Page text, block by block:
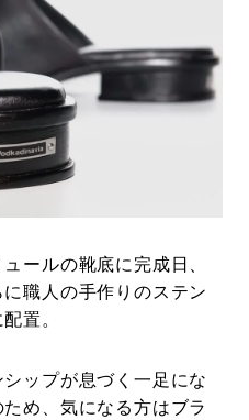
ールの靴底に完成日、
職人の手作りのステン
置。
ップが息づく一足にな
め、気になる方はブラ